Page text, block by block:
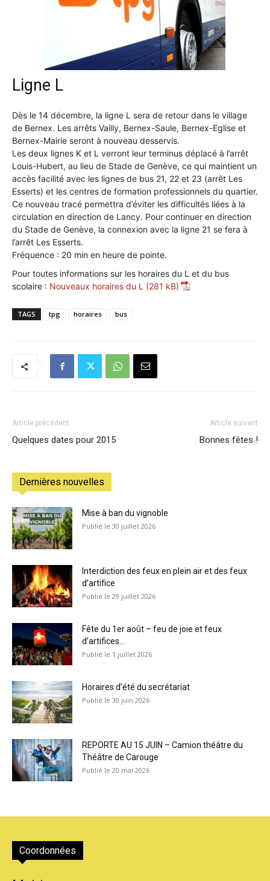
Genève
Ligne L
Dès le 14 décembre, la ligne L sera de retour dans le village
de Bernex. Les arrêts Vailly, Bernex-Saule, Bernex-Eglise et
Bernex-Mairie seront à nouveau desservis.
Les deux lignes K et L verront leur terminus déplacé à l’arrêt
Louis-Hubert, au lieu de Stade de Genève, ce qui maintient un
accès facilité avec les lignes de bus 21, 22 et 23 (arrêt Les
Esserts) et les centres de formation professionnels du quartier.
Ce nouveau tracé permettra d’éviter les difficultés liées à la
circulation en direction de Lancy. Pour continuer en direction
du Stade de Genève, la connexion avec la ligne 21 se fera à
l’arrêt Les Esserts.
Fréquence : 20 min en heure de pointe.
Pour toutes informations sur les horaires du L et du bus
scolaire : Nouveaux horaires du L
TAGS tpg horaires bus
Article précédent
Quelques dates pour 2015
Article suivant
Bonnes fêtes !
Dernières nouvelles
Mise à ban du vignoble
30 juillet 2026
Interdiction des feux en plein air et des feux
d’artifice
29 juillet 2026
Fête du 1er août – feu de joie et feux
d’artifices...
1 juillet 2026
Horaires d’été du secrétariat
30 juin 2026
REPORTE AU 15 JUIN – Camion théâtre du
Théâtre de Carouge
20 mai 2026
Coordonnées